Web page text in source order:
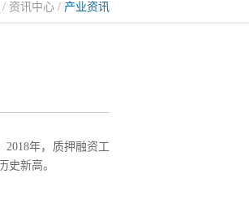
/ 资讯中心 / 产业资讯
年，质押融资工
史新高。